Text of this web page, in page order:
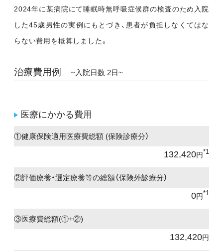
2024年に某病院にて睡眠時無呼吸症候群の検査のため入院
した45歳男性の実例にもとづき、患者が負担しなくてはな
らない費用を概算しました。
治療費用例 ~入院日数 2日~
医療にかかる費用
①健康保険適用医療費総額 (保険診療分）
132,420円*1
②評価療養・選定療養等の総額（保険外診療分）
0円*1
③医療費総額(①+②)
132,420円